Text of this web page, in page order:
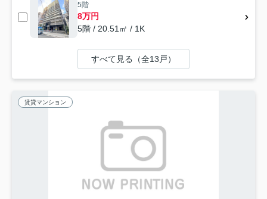
5階
8万円
5階 / 20.51㎡ / 1K
すべて見る（全13戸）
賃貸マンション